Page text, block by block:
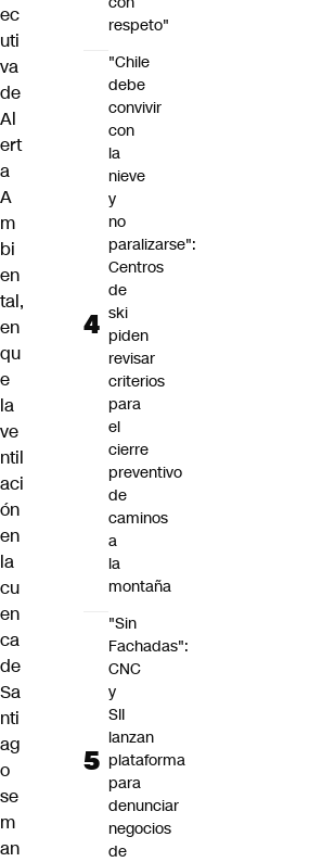
ec
uti
va
de
Al
ert
a
A
m
bi
en
tal,
en
qu
e
la
ve
ntil
aci
ón
en
la
cu
en
ca
de
Sa
nti
ag
o
se
m
an
respeto"
"Chile
debe
convivir
con
la
nieve
y
no
paralizarse":
Centros
de
ski
piden
revisar
criterios
para
el
cierre
preventivo
de
caminos
a
la
montaña
"Sin
Fachadas":
CNC
y
SII
lanzan
plataforma
para
denunciar
negocios
de